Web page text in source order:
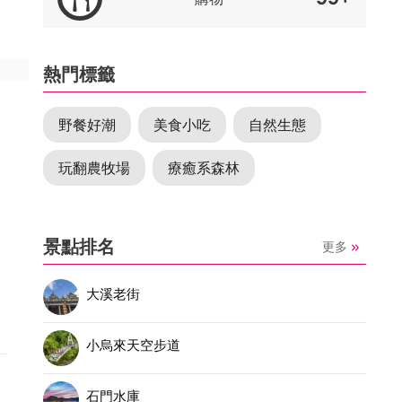
熱門標籤
野餐好潮 美食小吃 自然生態
玩翻農牧場 療癒系森林
景點排名 更多
大溪老街
小烏來天空步道
石門水庫